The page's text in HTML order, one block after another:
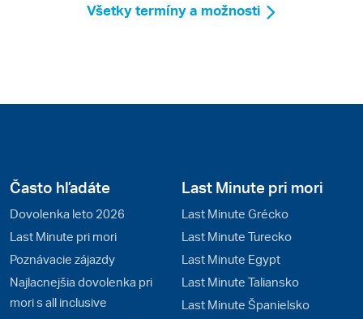
Všetky termíny a možnosti
Často hľadáte
Dovolenka leto 2026
Last Minute pri mori
Poznávacie zájazdy
Najlacnejšia dovolenka pri
mori s all inclusive
Last Minute pri mori
Last Minute Grécko
Last Minute Turecko
Last Minute Egypt
Last Minute Taliansko
Last Minute Španielsko